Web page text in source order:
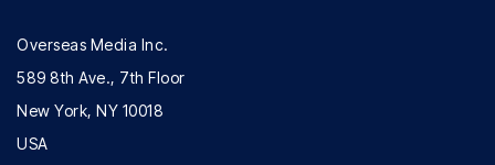
Overseas Media Inc.
589 8th Ave., 7th Floor
New York, NY 10018
USA